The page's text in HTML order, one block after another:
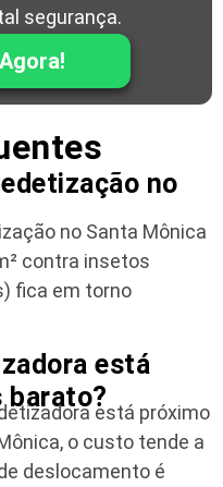
segurança.
no
no Santa Mônica
contra insetos
fica em torno
está
barato?está próximo
o custo tende a
deslocamento é